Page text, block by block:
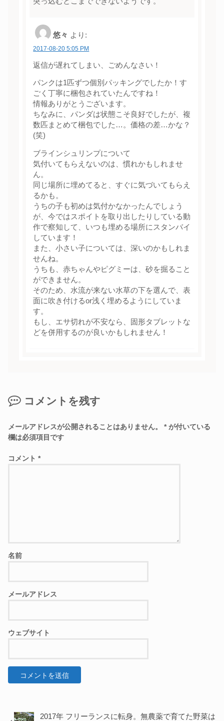
悠々 より:
2017-08-20 5:05 PM
返信が遅れてしまい、ごめんなさい！
パンクは1匹ずつ個別パッキングでしたか！す
ごく丁寧に梱包されていたんですね！
情報ありがとうございます。
ちなみに、パンダは状態こそ良好でしたが、複
数匹まとめて梱包でした…。価格の差…かな？
(笑)
ブラインシュリンプについて
気付いてもらえないのは、慣れかもしれませ
ん。
同じ場所に埋めてると、すぐに気づいてもらえ
るかも。
うちの子も初めは気付かなかったんでしょう
が、今ではスポイトを取り出したりしている動
作で察知して、いつも埋める場所にスタンバイ
しています！
また、小さい子については、深いのかもしれま
せんね。
うちも、赤ちゃんやピグミーは、砂を掘ること
ができません。
そのため、水流が来ない水草の下を選んで、表
面に吹き付けるor浅く埋めるようにしていま
す。
もし、エサ切れが不安なら、固形タブレットな
どを併用するのが良いかもしれません！
コメントを残す
メールアドレスが公開されることはありません。 *が付いている
欄は必須項目です
コメント*
名前
メールアドレス
ウェブサイト
2017年 フリーランスに転身。無農薬で育てた野菜は